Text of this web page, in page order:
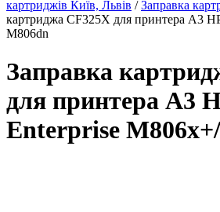
картриджів Київ, Львів /Заправка
картриджа CF325X для принтера А3
M806dn
Заправка
для принтера А3
Enterprise